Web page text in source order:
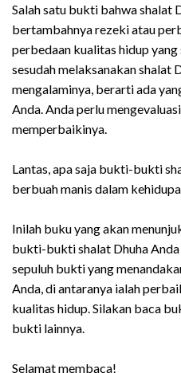
Salah satu bukti bahwa shalat
bertambahnya rezeki atau
perbedaan kualitas hidup
sesudah melaksanakan shalat
mengalaminya, berarti ada
Anda. Anda perlu
memperbaikinya.
Lantas, apa saja bukti-bukti
berbuah manis dalam
Inilah buku yang akan
bukti-bukti shalat Dhuha
sepuluh bukti yang
Anda, di antaranya ialah
kualitas hidup. Silakan baca
bukti lainnya.
Selamat membaca!